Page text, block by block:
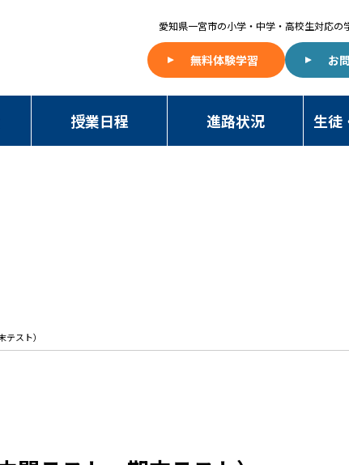
愛知県一宮市の小学・中学・高校生対応の
無料体験学習 お
授業日程 進路状況 生徒
スト）